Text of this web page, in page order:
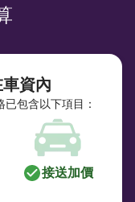
資內
包含以下項目：
接送加價